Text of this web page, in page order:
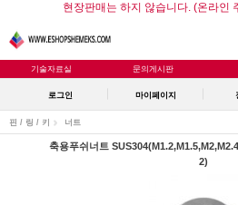
현장판매는 하지 않습니다. (온라인
기술자료실 문의게시판
로그인 마이페이지
핀 / 링 / 키 너트
축용푸쉬너트
2)